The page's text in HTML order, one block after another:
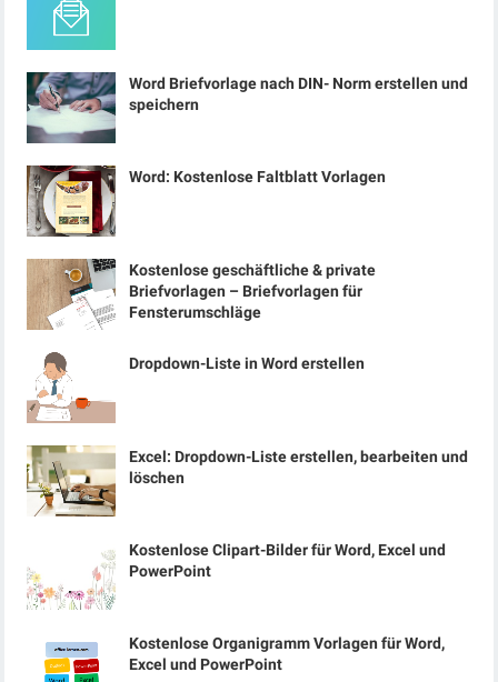
Word Briefvorlage nach DIN- Norm erstellen und
speichern
Word: Kostenlose Faltblatt Vorlagen
Kostenlose geschäftliche & private
Briefvorlagen – Briefvorlagen für
Fensterumschläge
Dropdown-Liste in Word erstellen
Excel: Dropdown-Liste erstellen, bearbeiten und
löschen
Kostenlose Clipart-Bilder für Word, Excel und
PowerPoint
Kostenlose Organigramm Vorlagen für Word,
Excel und PowerPoint